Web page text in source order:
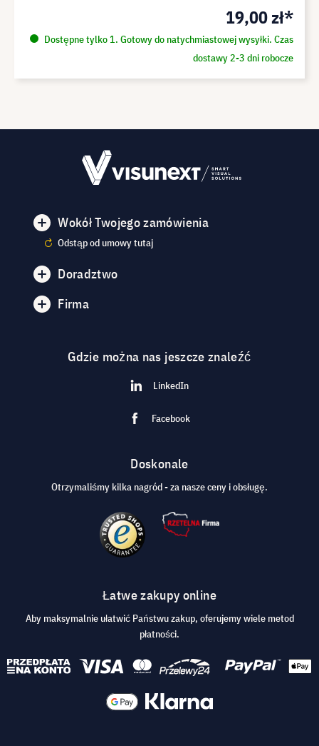
19,00 zł*
Dostępne tylko 1. Gotowy do natychmiastowej wysyłki. Czas
dostawy 2-3 dni robocze
Wokół Twojego zamówienia
Odstąp od umowy tutaj
Doradztwo
Firma
Gdzie można nas jeszcze znaleźć
LinkedIn
Facebook
Doskonale
Otrzymaliśmy kilka nagród - za nasze ceny i obsługę.
Łatwe zakupy online
Aby maksymalnie ułatwić Państwu zakup, oferujemy wiele metod
płatności.